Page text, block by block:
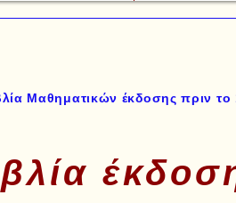
Μαθηματικών έκδοσης πριν το